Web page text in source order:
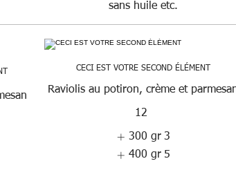
sans huile etc.
CECI EST VOTRE SECOND ÉLÉMENT
Raviolis au potiron, crème et
12
300 gr 3
400 gr 5